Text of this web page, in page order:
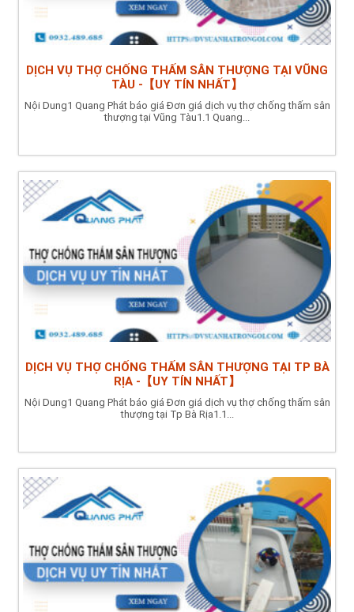
DỊCH VỤ THỢ CHỐNG THẤM SÂN THƯỢNG TẠI VŨNG
TÀU -【UY TÍN NHẤT】
Nội Dung1 Quang Phát báo giá Đơn giá dịch vụ thợ chống thấm sân
thượng tại Vũng Tàu1.1 Quang...
DỊCH VỤ THỢ CHỐNG THẤM SÂN THƯỢNG TẠI TP BÀ
RỊA -【UY TÍN NHẤT】
Nội Dung1 Quang Phát báo giá Đơn giá dịch vụ thợ chống thấm sân
thượng tại Tp Bà Rịa1.1...